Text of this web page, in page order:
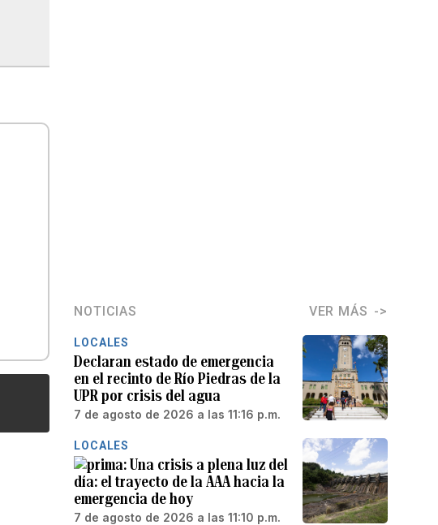
NOTICIAS VER MÁS
LOCALES
Declaran estado de emergencia
en el recinto de Río Piedras de la
UPR por crisis del agua
7 de agosto de 2026 a las 11:16 p.m.
LOCALES
Una crisis a plena luz del
día: el trayecto de la AAA hacia la
emergencia de hoy
7 de agosto de 2026 a las 11:10 p.m.